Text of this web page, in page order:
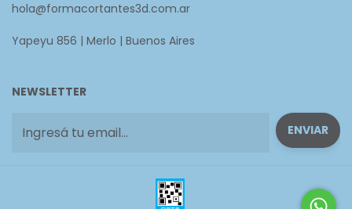
hola@formacortantes3d.com.ar
Yapeyu 856 | Merlo | Buenos Aires
NEWSLETTER